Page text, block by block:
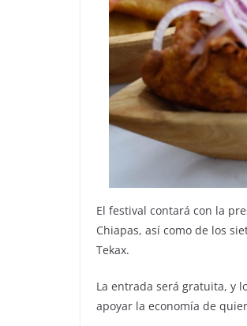
El festival contará con la
Chiapas, así como de los
Tekax.
La entrada será gratuita, y
apoyar la economía de